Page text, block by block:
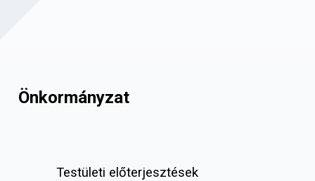
Önkormányzat
Testületi előterjesztések